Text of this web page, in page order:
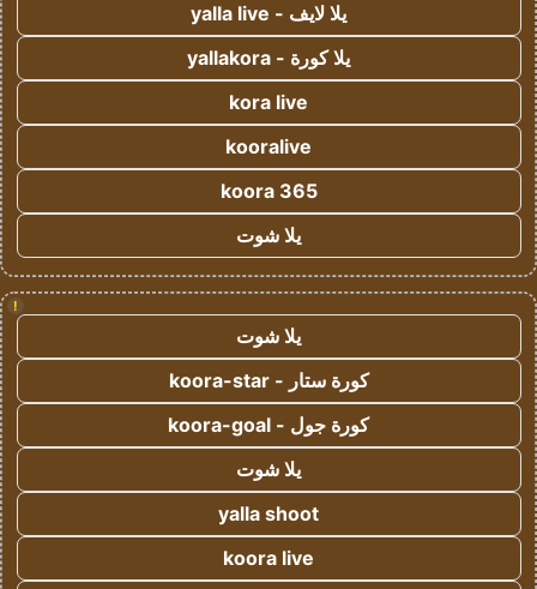
يلا لايف - yalla live
يلا كورة - yallakora
kora live
kooralive
koora 365
يلا شوت
!
يلا شوت
كورة ستار - koora-star
كورة جول - koora-goal
يلا شوت
yalla shoot
koora live